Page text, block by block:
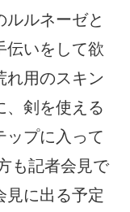
ルルネーゼと
伝いをして欲
れ用のスキン
、剣を使える
ップに入って
も記者会見で
見に出る予定